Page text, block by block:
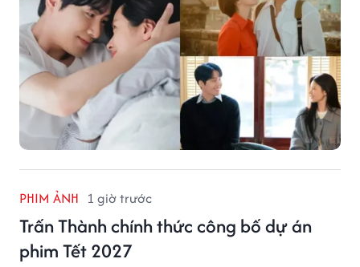
PHIM ẢNH 1 giờ trước
Trấn Thành chính thức công bố dự án
phim Tết 2027